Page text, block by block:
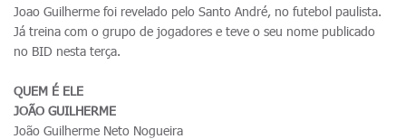
Joao Guilherme foi revelado pelo Santo André, no futebol paulista.
Já treina com o grupo de jogadores e teve o seu nome publicado
no BID nesta terça.
QUEM É ELE
JOÃO GUILHERME
João Guilherme Neto Nogueira